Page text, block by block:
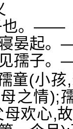
也。——
晏起。
孺子
童(小
之情);
母欢心,